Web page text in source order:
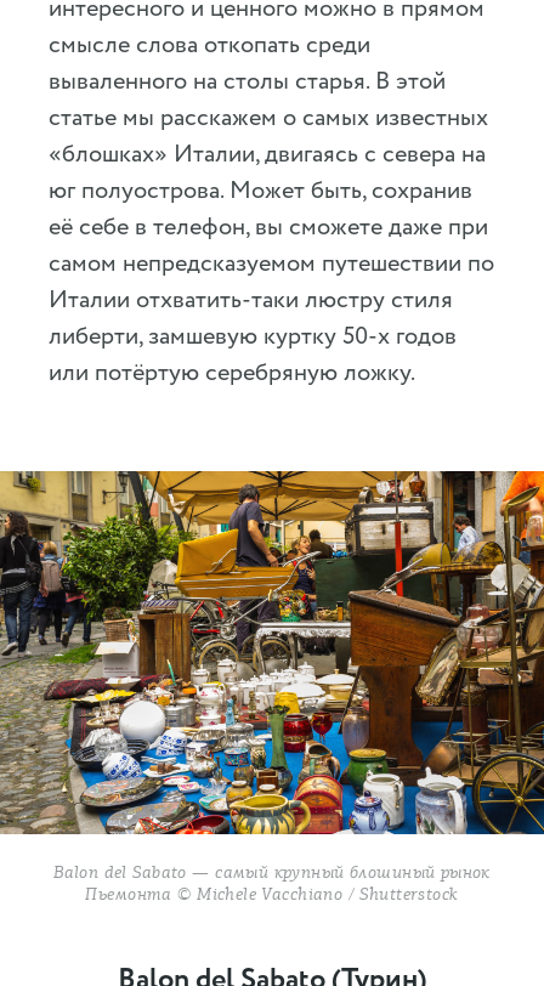
интересного и ценного можно в прямом
смысле слова откопать среди
вываленного на столы старья. В этой
статье мы расскажем о самых известных
«блошках» Италии, двигаясь с севера на
юг полуострова. Может быть, сохранив
её себе в телефон, вы сможете даже при
самом непредсказуемом путешествии по
Италии отхватить-таки люстру стиля
либерти, замшевую куртку 50-х годов
или потёртую серебряную ложку.
Balon del Sabato — самый крупный блошиный рынок
Пьемонта © Michele Vacchiano / Shutterstock